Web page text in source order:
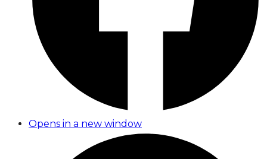
Opens in a new window